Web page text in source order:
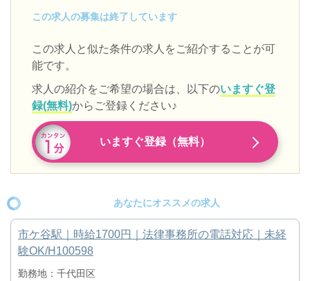
この求人の募集は終了しています
この求人と似た条件の求人をご紹介することが可
能です。
求人の紹介をご希望の場合は、以下のいますぐ登
録(無料)からご登録ください♪
いますぐ登録（無料）
あなたにオススメの求人
市ケ谷駅｜時給1700円｜法律事務所の電話対応｜未経
験OK/H100598
勤務地：千代田区